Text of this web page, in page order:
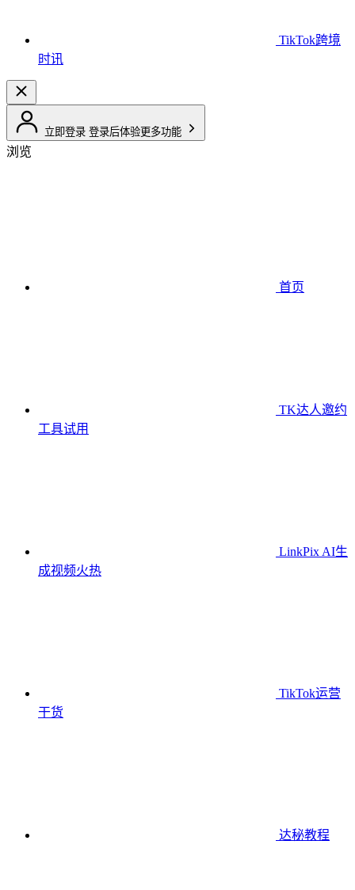
TikTok跨境
时讯
立即登录 登录后体验更多功能
浏览
首页
TK达人邀约
工具试用
LinkPix AI生
成视频火热
TikTok运营
干货
达秘教程